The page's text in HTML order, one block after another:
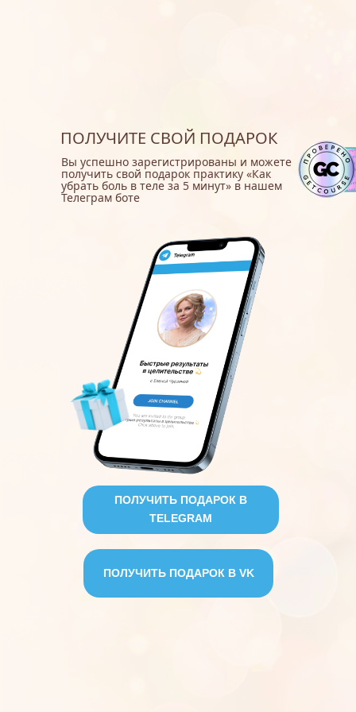
ПОЛУЧИТЕ СВОЙ ПОДАРОК
Вы успешно зарегистрированы и можете
получить свой подарок практику «Как
убрать боль в теле за 5 минут» в нашем
Телеграм боте
ПОЛУЧИТЬ ПОДАРОК В
TELEGRAM
ПОЛУЧИТЬ ПОДАРОК В VK